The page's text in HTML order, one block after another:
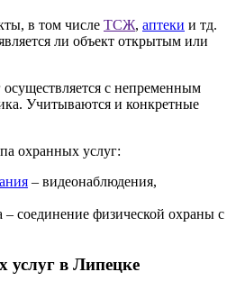
в том числе ТСЖ, аптеки и тд.
ли объект открытым или
с непременным
Учитываются и конкретные
охранных услуг:
– видеонаблюдения,
– соединение физической охраны с
услуг в Липецке